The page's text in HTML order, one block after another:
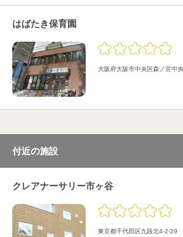
はばたき保育園
大阪府大阪市中央区森ノ宮中
付近の施設
クレアナーサリー市ヶ谷
東京都千代田区九段北4-2-29